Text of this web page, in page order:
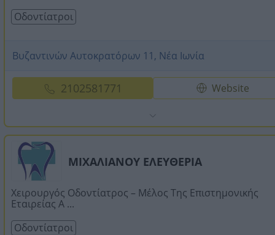
Οδοντίατροι
Βυζαντινών Αυτοκρατόρων 11, Νέα Ιωνία
2102581771 Website
ΜΙΧΑΛΙΑΝΟΥ ΕΛΕΥΘΕΡΙΑ
Χειρουργός Οδοντίατρος – Μέλος Της Επιστημονικής
Εταιρείας Α ...
Οδοντίατροι